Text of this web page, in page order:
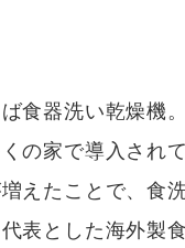
食器洗い乾燥機。
の家で導入されて
えたことで、食
表とした海外製食